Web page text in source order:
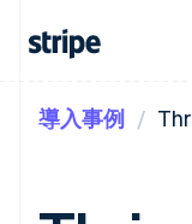
支払い
オンライン決
導入事例